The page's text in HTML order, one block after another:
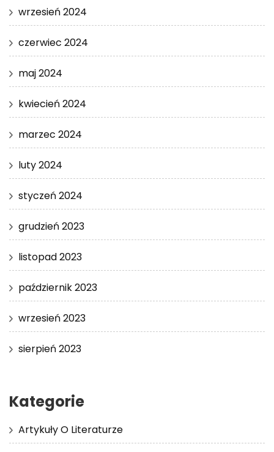
wrzesień 2024
czerwiec 2024
maj 2024
kwiecień 2024
marzec 2024
luty 2024
styczeń 2024
grudzień 2023
listopad 2023
październik 2023
wrzesień 2023
sierpień 2023
Kategorie
Artykuły O Literaturze